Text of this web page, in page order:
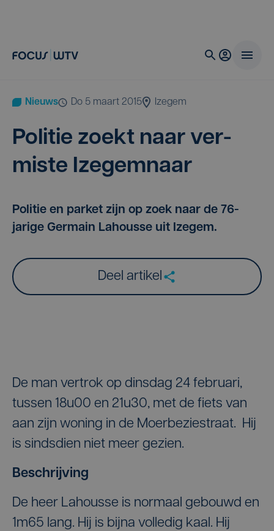
Nieuws do 5 maart 2015 Izegem
Poli­tie zoekt naar ver­
mis­te Izegemnaar
Politie en parket zijn op zoek naar de 76-
jarige Germain Lahousse uit Izegem.
Deel artikel
De man vertrok op dinsdag 24 februari,
tussen 18u00 en 21u30, met de fiets van
aan zijn woning in de Moerbeziestraat. Hij
is sindsdien niet meer gezien.
Beschrijving
De heer Lahousse is normaal gebouwd en
1m65 lang. Hij is bijna volledig kaal. Hij